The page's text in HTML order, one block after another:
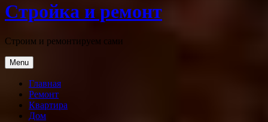
Стройка и ремонт
Строим и ремонтируем сами
Menu
Главная
Ремонт
Квартира
Дом